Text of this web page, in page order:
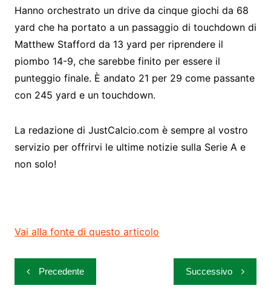
Hanno orchestrato un drive da cinque giochi da 68
yard che ha portato a un passaggio di touchdown di
Matthew Stafford da 13 yard per riprendere il
piombo 14-9, che sarebbe finito per essere il
punteggio finale. È andato 21 per 29 come passante
con 245 yard e un touchdown.
La redazione di JustCalcio.com è sempre al vostro
servizio per offrirvi le ultime notizie sulla Serie A e
non solo!
Vai alla fonte di questo articolo
Navigazione
articoli
Precedente Successivo